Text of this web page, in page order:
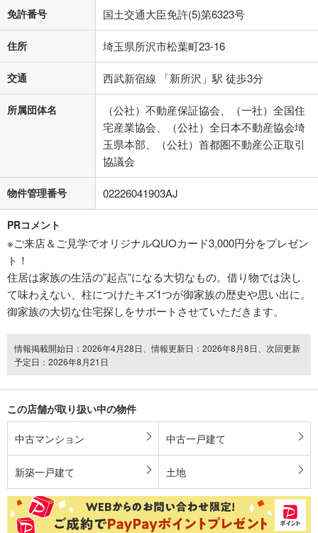
免許番号 国土交通大臣免許(5)第6323号
住所 埼玉県所沢市松葉町23-16
交通 西武新宿線 「新所沢」駅 徒歩3分
所属団体名
（公社）不動産保証協会、（一社）全国住
宅産業協会、（公社）全日本不動産協会埼
玉県本部、（公社）首都圏不動産公正取引
協議会
物件管理番号 02226041903AJ
PRコメント
※ご来店＆ご見学でオリジナルQUOカード3,000円分をプレゼン
ト！
住居は家族の生活の”起点”になる大切なもの。借り物では決し
て味わえない、柱につけたキズ1つが御家族の歴史や思い出に。
御家族の大切な住宅探しをサポートさせていただきます。
情報掲載開始日：2026年4月28日、情報更新日：2026年8月8日、次回更新
予定日：2026年8月21日
この店舗が取り扱い中の物件
中古マンション 中古一戸建て
新築一戸建て 土地